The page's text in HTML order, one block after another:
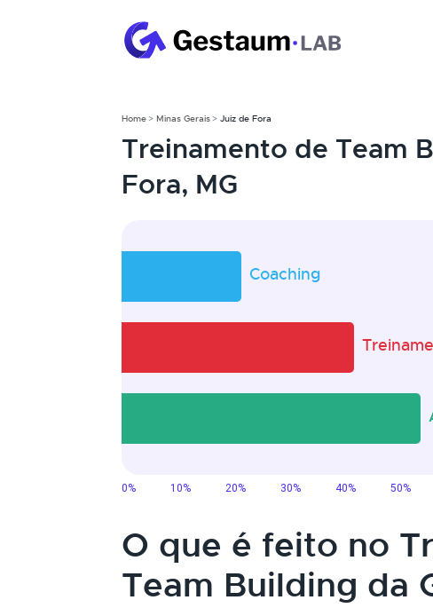
Home Minas Gerais Juiz de Fora
Treinamento de Team
Fora, MG
O que é feito no
Team Building da